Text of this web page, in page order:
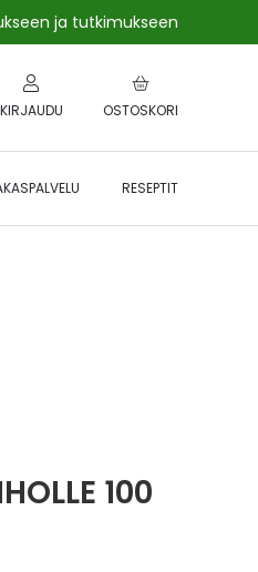
ja tutkimukseen
OSTOSKORI
KIRJAUDU
RESEPTIT
100